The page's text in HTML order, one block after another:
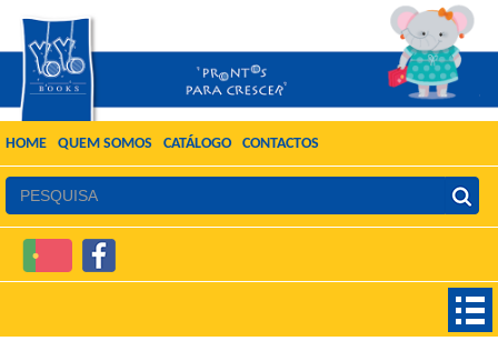
HOME QUEM SOMOS CATÁLOGO CONTACTOS